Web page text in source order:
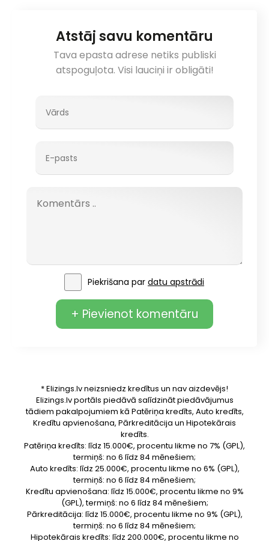
Atstāj savu komentāru
Tava epasta adrese netiks publiski
atspoguļota. Visi lauciņi ir obligāti!
Piekrišana par datu apstrādi
+ Pievienot komentāru
* Elizings.lv neizsniedz kredītus un nav aizdevējs!
Elizings.lv portāls piedāvā salīdzināt piedāvājumus
tādiem pakalpojumiem kā Patēriņa kredīts, Auto kredīts,
Kredītu apvienošana, Pārkreditācija un Hipotekārais
kredīts.
Patēriņa kredīts: līdz 15.000€, procentu likme no 7% (GPL),
termiņš: no 6 līdz 84 mēnešiem;
Auto kredīts: līdz 25.000€, procentu likme no 6% (GPL),
termiņš: no 6 līdz 84 mēnešiem;
Kredītu apvienošana: līdz 15.000€, procentu likme no 9%
(GPL), termiņš: no 6 līdz 84 mēnešiem;
Pārkreditācija: līdz 15.000€, procentu likme no 9% (GPL),
termiņš: no 6 līdz 84 mēnešiem;
Hipotekārais kredīts: līdz 200.000€, procentu likme no